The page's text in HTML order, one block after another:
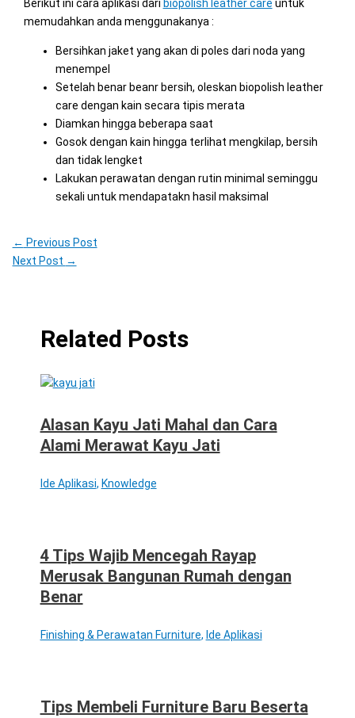
Berikut ini cara aplikasi dari biopolish leather care untuk
memudahkan anda menggunakanya :
Bersihkan jaket yang akan di poles dari noda yang
menempel
Setelah benar beanr bersih, oleskan biopolish leather
care dengan kain secara tipis merata
Diamkan hingga beberapa saat
Gosok dengan kain hingga terlihat mengkilap, bersih
dan tidak lengket
Lakukan perawatan dengan rutin minimal seminggu
sekali untuk mendapatakn hasil maksimal
← Previous Post
Next Post →
Related Posts
Alasan Kayu Jati Mahal dan Cara
Alami Merawat Kayu Jati
Ide Aplikasi, Knowledge
4 Tips Wajib Mencegah Rayap
Merusak Bangunan Rumah dengan
Benar
Finishing & Perawatan Furniture, Ide Aplikasi
Tips Membeli Furniture Baru Beserta